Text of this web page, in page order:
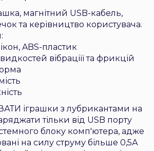
магнітний USB-кабель,
та керівництво користувача.
ABS-пластик
вібраціїї та фрикцій
іграшки з лубрикантами на
тільки від USB порту
блоку комп'ютера, адже
на силу струму більше 0,5А